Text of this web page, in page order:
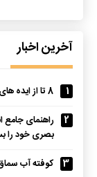
آخرین اخبار
1
8 تا از ایده های خلاقانه برای جذب مشتری کافه [کاربردی]
2
راهنمای جامع
بصری خود را
3
کوفته آب